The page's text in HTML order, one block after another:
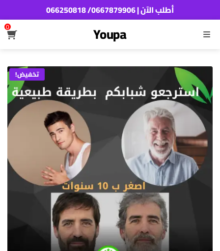
أطلب الآن | 0667879906/ 066250818
القائمة Youpa
0
تخفيض!